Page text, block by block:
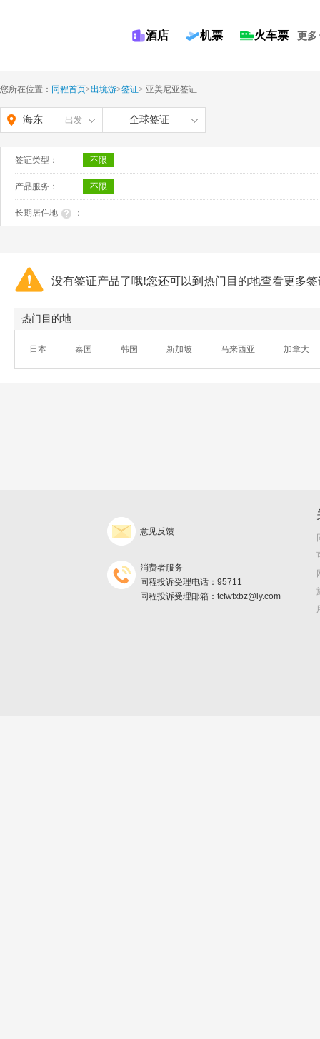
酒店 机票 火车票 更多
您所在位置： 同程首页>出境游>签证> 亚美尼亚签证
海东 出发 全球签证
签证类型： 不限
产品服务： 不限
长期居住地 ：
没有签证产品了哦!您还可以到热门目的地查看更多
热门目的地
日本 泰国 韩国 新加坡 马来西亚 加拿大
意见反馈
消费者服务
同程投诉受理电话：95711
同程投诉受理邮箱：tcfwfxbz@ly.com